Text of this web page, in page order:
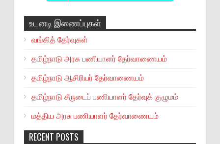
உடனடி இணைப்புகள்
வங்கித் தேர்வுகள்
தமிழ்நாடு அரசு பணியாளர் தேர்வாணையம்
தமிழ்நாடு ஆசிரியர் தேர்வாணையம்
தமிழ்நாடு சீருடைப் பணியாளர் தேர்வுக் குழுமம்
மத்திய அரசு பணியாளர் தேர்வாணையம்
RECENT POSTS